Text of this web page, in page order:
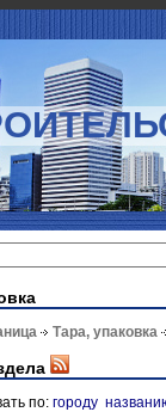
Тара, упаковка
по: городу